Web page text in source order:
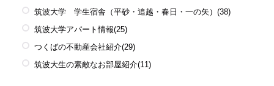
筑波大学 学生宿舎（平砂・追越・春日・一の矢） (38)
筑波大学アパート情報(25)
つくばの不動産会社紹介(29)
筑波大生の素敵なお部屋紹介(11)